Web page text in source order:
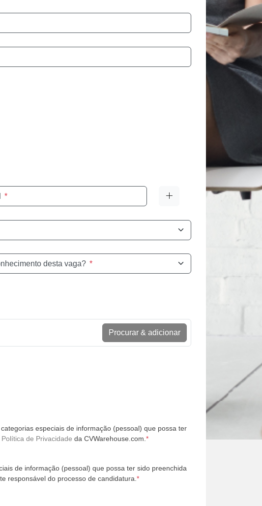
*
desta vaga? *
Procurar & adicionar
especiais de informação (pessoal) que possa ter
Política de Privacidade da CVWarehouse.com. *
de informação (pessoal) que possa ter sido preenchida
responsável do processo de candidatura. *